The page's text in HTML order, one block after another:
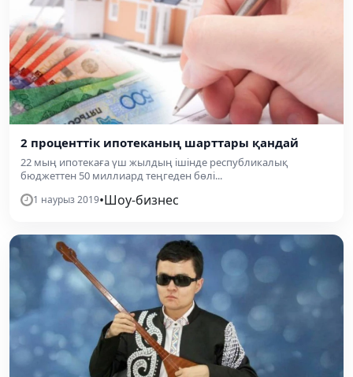
2 проценттік ипотеканың шарттары қандай
22 мың ипотекаға үш жылдың ішінде республикалық
бюджеттен 50 миллиард теңгеден бөлі...
1 наурыз 2019•Шоу-бизнес